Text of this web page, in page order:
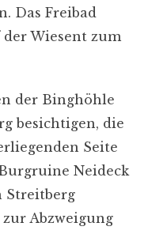
Das Freibad
Wiesent zum
der Binghöhle
besichtigen, die
Seite
Neideck
Streitberg
Abzweigung